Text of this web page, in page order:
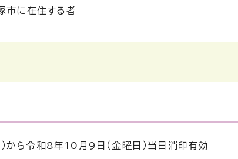
市に在住する者
から令和8年10月9日（金曜日）当日消印有効